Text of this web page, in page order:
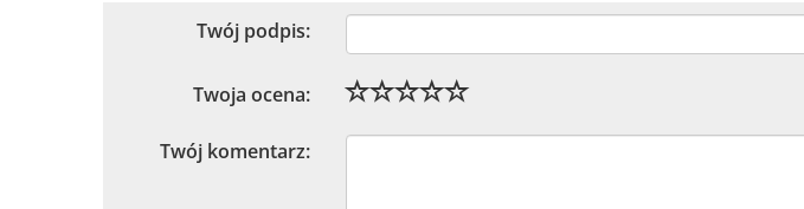
Twój podpis:
Twoja ocena:
Twój komentarz: